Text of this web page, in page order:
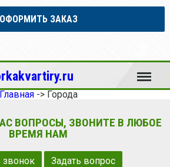
ОФОРМИТЬ ЗАКАЗ
Меню
Главная-> Города
ВОПРОСЫ, ЗВОНИТЕ В ЛЮБОЕ
ВРЕМЯ НАМ
звонок Задать вопрос